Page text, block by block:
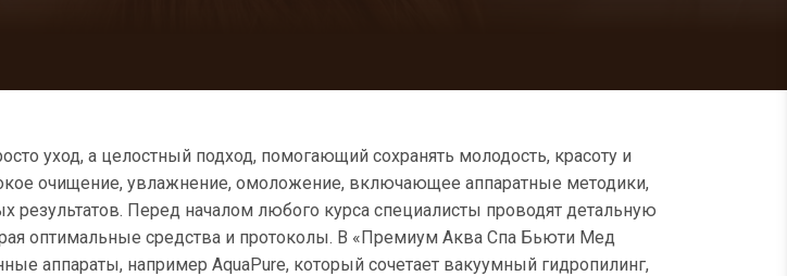
уход, а целостный подход, помогающий сохранять молодость, красоту и
очищение, увлажнение, омоложение, включающее аппаратные методики,
Перед началом любого курса специалисты проводят детальную
оптимальные средства и протоколы. В «Премиум Аква Спа Бьюти Мед
аппараты, например AquaPure, который сочетает вакуумный гидропилинг,